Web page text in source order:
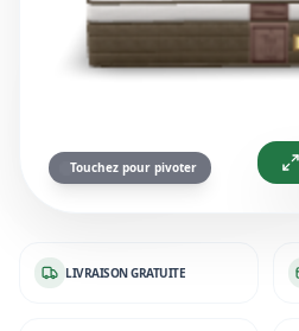
Touchez pour pivoter
LIVRAISON GRATUITE